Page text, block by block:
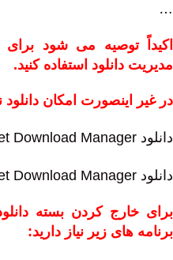
…
اکیداً توصیه می شود برای
مدیریت دانلود استفاده کنید.
در غیر اینصورت امکان
دانلود Internet Download Manager نسخه ویندوز
دانلود Internet Download Manager نسخه اندروید
برای خارج کردن بسته
برنامه های زیر نیاز دارید: